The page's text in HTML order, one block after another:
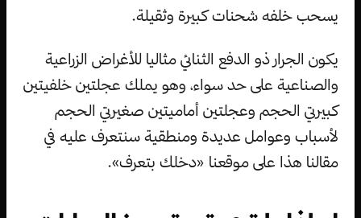
يسحب خلفه شحنات كبيرة وثقيلة.
يكون الجرار ذو الدفع الثنائي مثاليا للأغراض الزراعية
والصناعية على حد سواء، وهو يملك عجلتين خلفيتين
كبيرتي الحجم وعجلتين أماميتين صغيرتي الحجم
لأسباب وعوامل عديدة ومنطقية سنتعرف عليه في
مقالنا هذا على موقعنا «دخلك بتعرف».